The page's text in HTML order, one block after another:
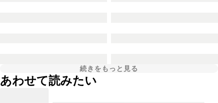
続きをもっと見る
あわせて読みたい